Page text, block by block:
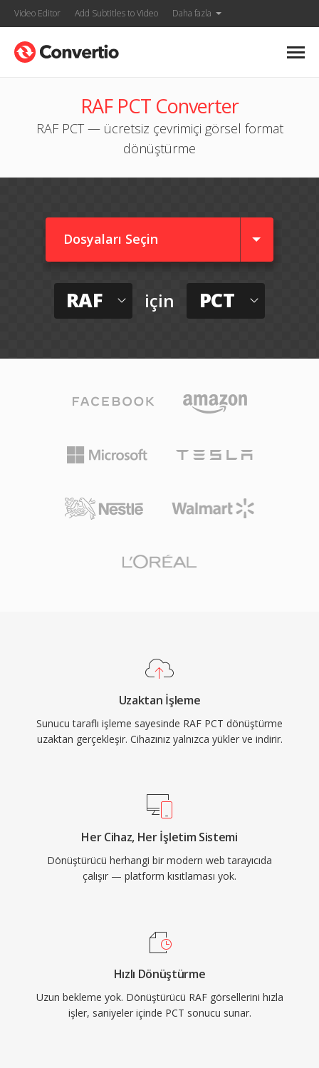
Video Editor Add Subtitles to Video Daha fazla
RAF PCT Converter
RAF PCT — ücretsiz çevrimiçi görsel format
dönüştürme
Dosyaları Seçin
RAF için PCT
Uzaktan İşleme
Sunucu taraflı işleme sayesinde RAF PCT dönüştürme
uzaktan gerçekleşir. Cihazınız yalnızca yükler ve indirir.
Her Cihaz, Her İşletim Sistemi
Dönüştürücü herhangi bir modern web tarayıcıda
çalışır — platform kısıtlaması yok.
Hızlı Dönüştürme
Uzun bekleme yok. Dönüştürücü RAF görsellerini hızla
işler, saniyeler içinde PCT sonucu sunar.